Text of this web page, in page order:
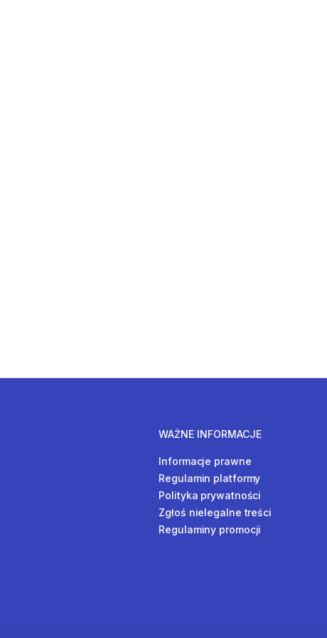
WAŻNE INFORMACJE
Informacje prawne
Regulamin platformy
Polityka prywatności
Zgłoś nielegalne treści
Regulaminy promocji